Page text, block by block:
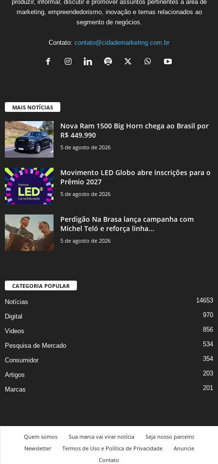
produzir, informar, discutir e promover assuntos pertinentes a área de
marketing, empreendedorismo, inovação e temas relacionados ao
segmento de negócios.
Contato: contato@cidademarketing.com.br
MAIS NOTÍCIAS
Nova Ram 1500 Big Horn chega ao Brasil por
R$ 449.990
5 de agosto de 2026
Movimento LED Globo abre inscrições para o
Prêmio 2027
5 de agosto de 2026
Perdigão Na Brasa lança campanha com
Michel Teló e reforça linha...
5 de agosto de 2026
CATEGORIA POPULAR
Notícias 14653
Digital 970
Videos 856
Pesquisa de Mercado 534
Consumidor 354
Artigos 203
Marcas 201
Quem somos Sua marca vai virar notícia
Seja nosso parceiro
Newsletter
Termos de Uso e Política de Privacidade
Anuncie
Contato